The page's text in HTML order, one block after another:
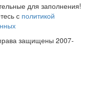
для заполнения!
с политикой
защищены 2007-